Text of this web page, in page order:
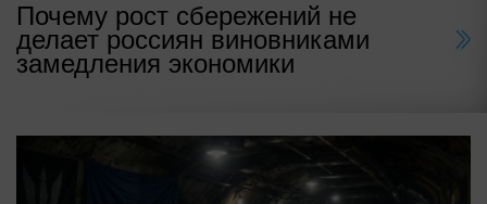
Почему рост сбережений не
делает россиян виновниками
замедления экономики